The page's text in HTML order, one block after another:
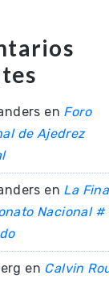
en Foro
de Ajedrez
en La
Nacional #
en Calvin